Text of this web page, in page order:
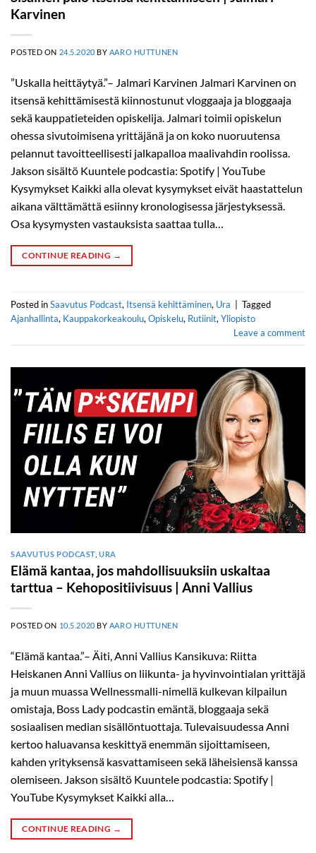
Karvinen
POSTED ON 24.5.2020 BY AARO HUTTUNEN
”Uskalla heittäytyä.”– Jalmari Karvinen Jalmari Karvinen on
itsensä kehittämisestä kiinnostunut vloggaaja ja bloggaaja
sekä kauppatieteiden opiskelija. Jalmari toimii opiskelun
ohessa sivutoimisena yrittäjänä ja on koko nuoruutensa
pelannut tavoitteellisesti jalkapalloa maalivahdin roolissa.
Jakson sisältö Kuuntele podcastia: Spotify | YouTube
Kysymykset Kaikki alla olevat kysymykset eivät haastattelun
aikana välttämättä esiinny kronologisessa järjestyksessä.
Osa kysymysten vastauksista saattaa tulla…
CONTINUE READING →
Posted inSaavutus Podcast, Itsensä kehittäminen, Ura
Tagged
Ajanhallinta, Kauppakorkeakoulu, Opiskelu, Rutiinit, Yliopisto
Leave a comment
SAAVUTUS PODCAST,URA
Elämä kantaa, jos mahdollisuuksiin uskaltaa
tarttua – Kehopositiivisuus | Anni Vallius
POSTED ON 10.5.2020 BY AARO HUTTUNEN
“Elämä kantaa.”– Äiti, Anni Vallius Kansikuva: Riitta
Heiskanen Anni Vallius on liikunta- ja hyvinvointialan yrittäjä
ja muun muassa Wellnessmalli-nimellä kulkevan kilpailun
omistaja, Boss Lady podcastin emäntä, bloggaaja sekä
sosiaalisen median sisällöntuottaja. Tulevaisuudessa Anni
kertoo haluavansa keskittyä enemmän sijoittamiseen,
kahden yrityksensä kasvattamiseen sekä läheisiensä kanssa
olemiseen. Jakson sisältö Kuuntele podcastia: Spotify |
YouTube Kysymykset Kaikki alla…
CONTINUE READING →